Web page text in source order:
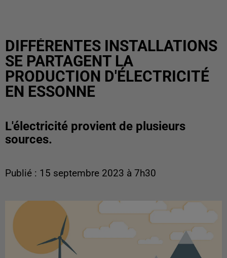
DIFFÉRENTES INSTALLATIONS
SE PARTAGENT LA
PRODUCTION D'ÉLECTRICITÉ
EN ESSONNE
L'électricité provient de plusieurs
sources.
Publié : 15 septembre 2023 à 7h30